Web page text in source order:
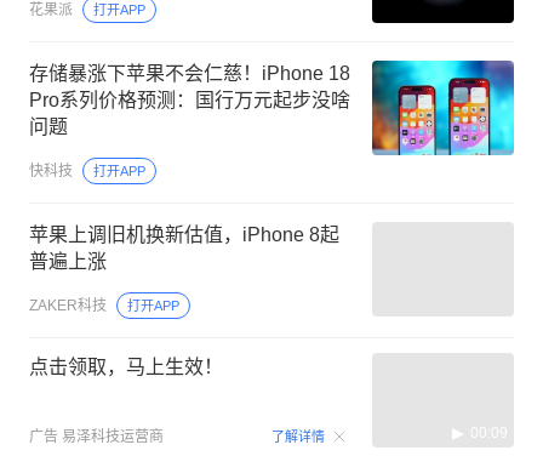
花果派 打开APP
存储暴涨下苹果不会仁慈！iPhone 18
Pro系列价格预测：国行万元起步没啥
问题
快科技 打开APP
苹果上调旧机换新估值，iPhone 8起
普遍上涨
ZAKER科技 打开APP
点击领取，马上生效！
广告 易泽科技运营商 了解详情 00:09